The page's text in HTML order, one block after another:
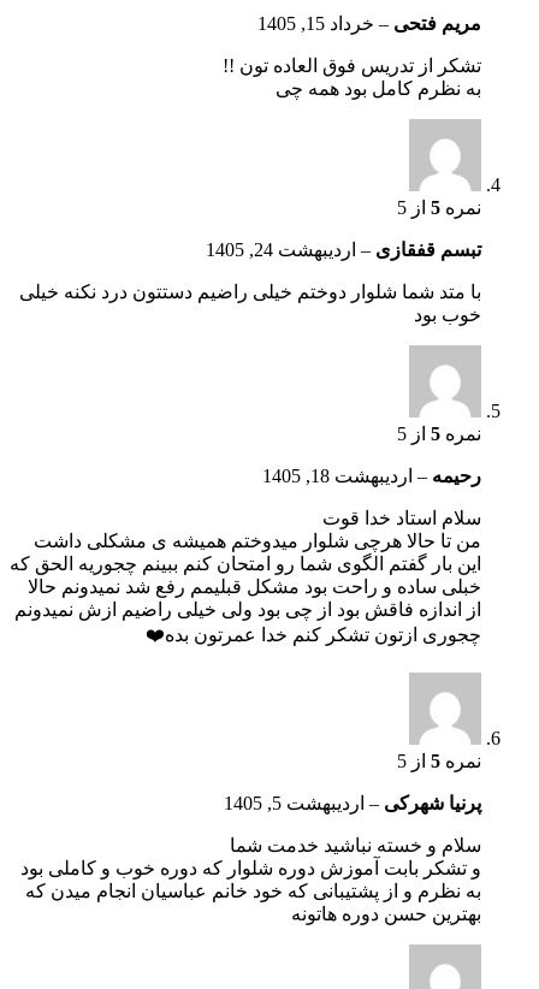
مریم فتحی – خرداد 15, 1405
تشکر‌ از ‌تدریس فوق العاده تون !!
به نظرم کامل بود همه چی
نمره 5 از 5
تبسم قفقازی – اردیبهشت 24, 1405
با متد شما شلوار دوختم خیلی راضیم دستتون درد نکنه خیلی
خوب بود
نمره 5 از 5
رحیمه – اردیبهشت 18, 1405
سلام استاد خدا قوت
من تا حالا هرچی شلوار میدوختم همیشه ی مشکلی داشت
این بار گفتم الگوی شما رو امتحان کنم ببینم چجوریه الحق که
خبلی ساده و راحت بود مشکل قبلیمم رفع شد نمیدونم حالا
از اندازه فاقش بود از چی بود ولی خیلی راضیم ازش نمیدونم
چجوری ازتون تشکر کنم خدا عمرتون بده❤️
نمره 5 از 5
پرنیا شهرکی – اردیبهشت 5, 1405
سلام و خسته نباشید خدمت شما
و تشکر بابت آموزش دوره شلوار که دوره خوب و کاملی بود
به نظرم و از پشتیبانی که خود خانم عباسیان انجام میدن که
بهترین حسن دوره هاتونه